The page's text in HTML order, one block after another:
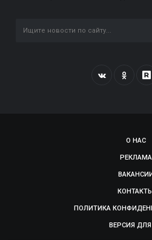
О НАС
РЕКЛАМА
ПОЛИТИКА
ВЕРСИЯ